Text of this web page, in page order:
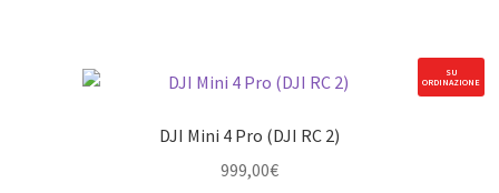
SU
ORDINAZIONE
DJI Mini 4 Pro (DJI RC 2)
999,00€